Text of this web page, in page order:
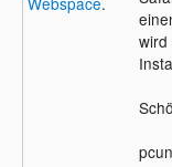
wird